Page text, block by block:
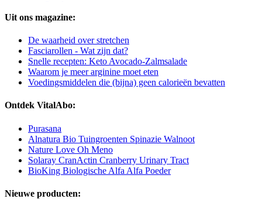
Uit ons magazine:
De waarheid over stretchen
Fasciarollen - Wat zijn dat?
Snelle recepten: Keto Avocado-Zalmsalade
Waarom je meer arginine moet eten
Voedingsmiddelen die (bijna) geen calorieën bevatten
Ontdek VitalAbo:
Purasana
Alnatura Bio Tuingroenten Spinazie Walnoot
Nature Love Oh Meno
Solaray CranActin Cranberry Urinary Tract
BioKing Biologische Alfa Alfa Poeder
Nieuwe producten: